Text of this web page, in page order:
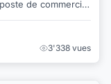
de commercial
3'338 vues